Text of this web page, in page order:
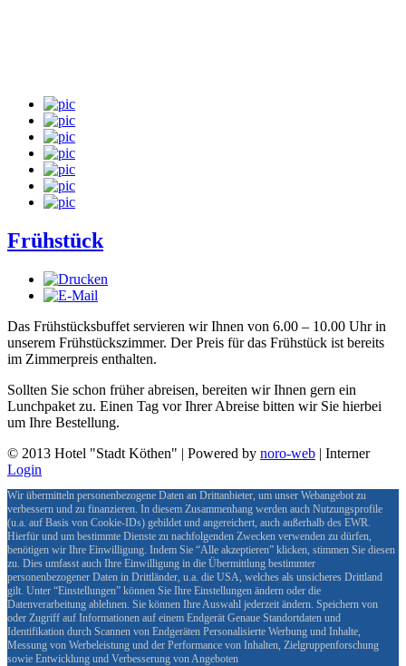
Frühstück
Das Frühstücksbuffet servieren wir Ihnen von 6.00 – 10.00 Uhr in
unserem Frühstückszimmer. Der Preis für das Frühstück ist bereits
im Zimmerpreis enthalten.
Sollten Sie schon früher abreisen, bereiten wir Ihnen gern ein
Lunchpaket zu. Einen Tag vor Ihrer Abreise bitten wir Sie hierbei
um Ihre Bestellung.
© 2013 Hotel "Stadt Köthen" | Powered by noro-web | Interner
Login
Wir übermitteln personenbezogene Daten an Drittanbieter, um unser Webangebot zu
verbessern und zu finanzieren. In diesem Zusammenhang werden auch Nutzungsprofile
(u.a. auf Basis von Cookie-IDs) gebildet und angereichert, auch außerhalb des EWR.
Hierfür und um bestimmte Dienste zu nachfolgenden Zwecken verwenden zu dürfen,
benötigen wir Ihre Einwilligung. Indem Sie “Alle akzeptieren” klicken, stimmen Sie diesen
zu. Dies umfasst auch Ihre Einwilligung in die Übermittlung bestimmter
personenbezogener Daten in Drittländer, u.a. die USA, welches als unsicheres Drittland
gilt. Unter “Einstellungen” können Sie Ihre Einstellungen ändern oder die
Datenverarbeitung ablehnen. Sie können Ihre Auswahl jederzeit ändern. Speichern von
oder Zugriff auf Informationen auf einem Endgerät Genaue Standortdaten und
Identifikation durch Scannen von Endgeräten Personalisierte Werbung und Inhalte,
Messung von Werbeleistung und der Performance von Inhalten, Zielgruppenforschung
sowie Entwicklung und Verbesserung von Angeboten